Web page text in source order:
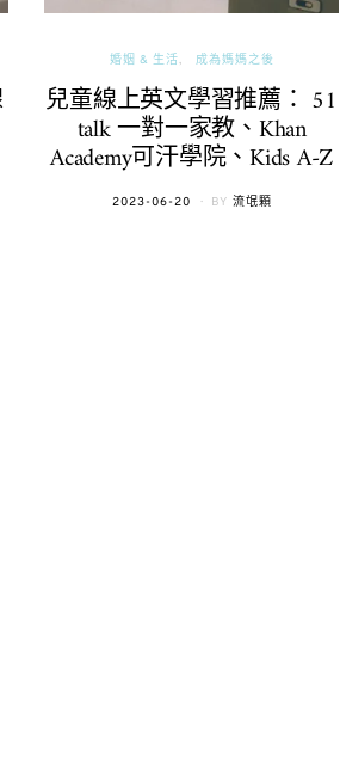
婚姻 & 生活 成為媽媽之後
兒童線上英文學習推薦： 51
talk 一對一家教、Khan
Academy可汗學院、Kids A-Z
POSTED
2023-06-20 BY 流氓顆